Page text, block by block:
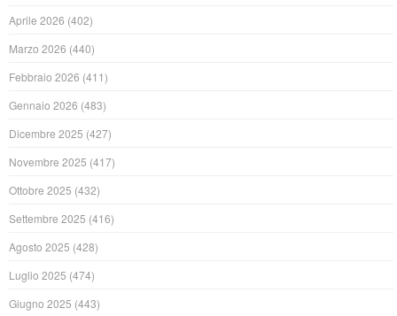
Aprile 2026 (402)
Marzo 2026 (440)
Febbraio 2026 (411)
Gennaio 2026 (483)
Dicembre 2025 (427)
Novembre 2025 (417)
Ottobre 2025 (432)
Settembre 2025 (416)
Agosto 2025 (428)
Luglio 2025 (474)
Giugno 2025 (443)